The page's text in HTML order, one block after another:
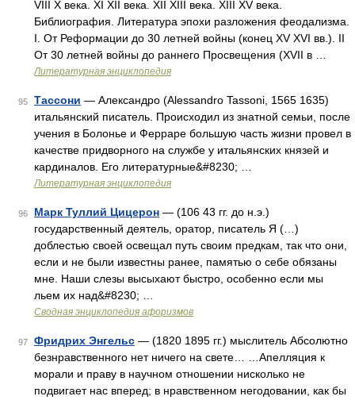
VIII X века. XI XII века. XII XIII века. XIII XV века.
Библиография. Литература эпохи разложения феодализма.
I. От Реформации до 30 летней войны (конец XV XVI вв.). II
От 30 летней войны до раннего Просвещения (XVII в …
Литературная энциклопедия
95 Тассони — Александро (Alessandro Tassoni, 1565 1635)
итальянский писатель. Происходил из знатной семьи, после
учения в Болонье и Ферраре большую часть жизни провел в
качестве придворного на службе у итальянских князей и
кардиналов. Его литературные&#8230; …
Литературная энциклопедия
96 Марк Туллий Цицерон — (106 43 гг. до н.э.)
государственный деятель, оратор, писатель Я (…)
доблестью своей освещал путь своим предкам, так что они,
если и не были известны ранее, памятью о себе обязаны
мне. Наши слезы высыхают быстро, особенно если мы
льем их над&#8230; …
Сводная энциклопедия афоризмов
97 Фридрих Энгельс — (1820 1895 гг.) мыслитель Абсолютно
безнравственного нет ничего на свете… …Апелляция к
морали и праву в научном отношении нисколько не
подвигает нас вперед; в нравственном негодовании, как бы